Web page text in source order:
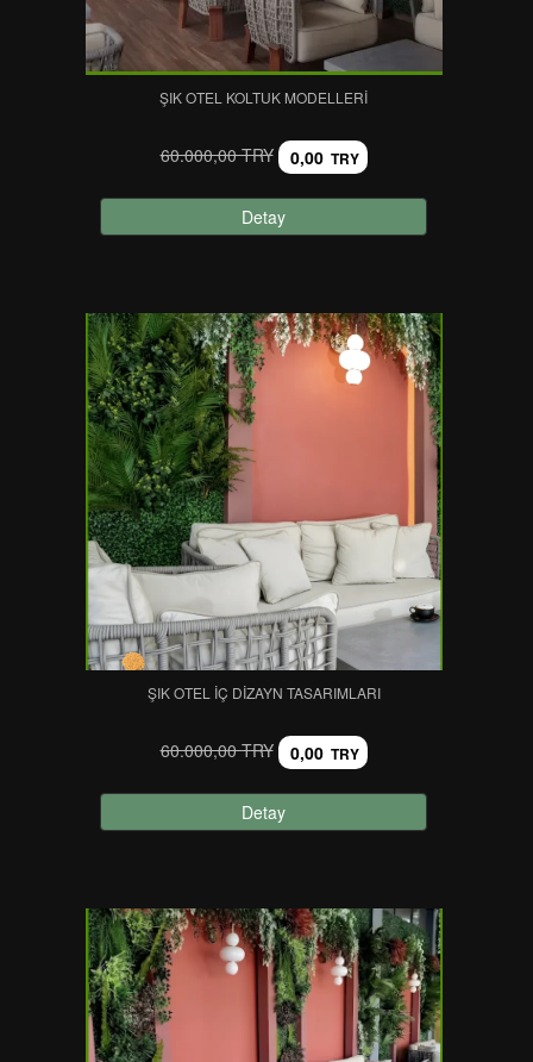
ŞIK OTEL KOLTUK MODELLERI
60.000,00 TRY 0,00 TRY
Detay
ŞIK OTEL İÇ DIZAYN TASARIMLARI
60.000,00 TRY 0,00 TRY
Detay